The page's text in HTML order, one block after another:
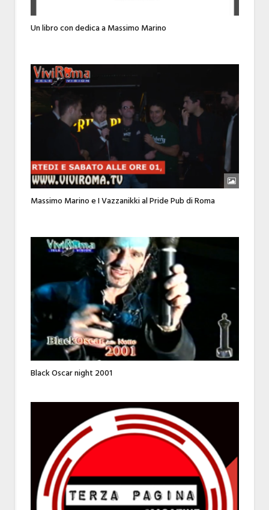
Un libro con dedica a Massimo Marino
Massimo Marino e I Vazzanikki al Pride Pub di Roma
Black Oscar night 2001